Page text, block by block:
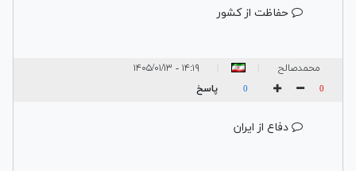
حفاظت از کشور
محمدصالح ۱۴:۱۹ - ۱۴۰۵/۰۱/۱۳
0
0 پاسخ
دفاع از ایران